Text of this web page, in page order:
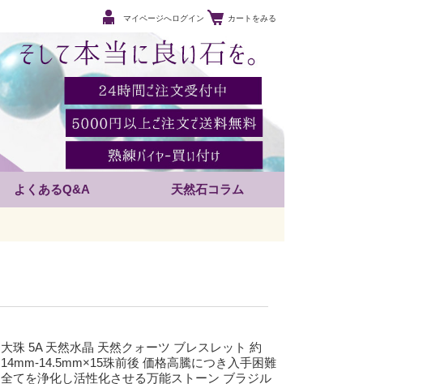
マイページへログイン カートをみる
よくあるQ&A 天然石コラム
大珠 5A 天然水晶 天然クォーツ ブレスレット 約
14mm-14.5mm×15珠前後 価格高騰につき入手困難
全てを浄化し活性化させる万能ストーン ブラジル